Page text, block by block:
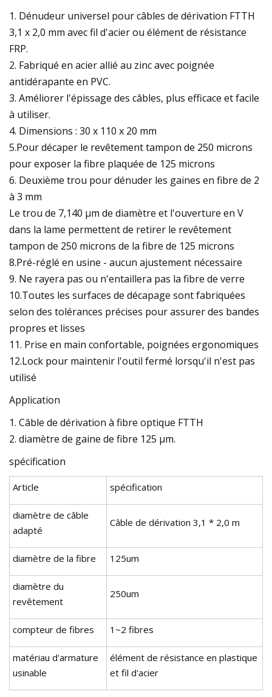
1. Dénudeur universel pour câbles de dérivation FTTH
3,1 x 2,0 mm avec fil d'acier ou élément de résistance
FRP.
2. Fabriqué en acier allié au zinc avec poignée
antidérapante en PVC.
3. Améliorer l'épissage des câbles, plus efficace et facile
à utiliser.
4. Dimensions : 30 x 110 x 20 mm
5.Pour décaper le revêtement tampon de 250 microns
pour exposer la fibre plaquée de 125 microns
6. Deuxième trou pour dénuder les gaines en fibre de 2
à 3 mm
Le trou de 7,140 µm de diamètre et l'ouverture en V
dans la lame permettent de retirer le revêtement
tampon de 250 microns de la fibre de 125 microns
8.Pré-réglé en usine - aucun ajustement nécessaire
9. Ne rayera pas ou n'entaillera pas la fibre de verre
10.Toutes les surfaces de décapage sont fabriquées
selon des tolérances précises pour assurer des bandes
propres et lisses
11. Prise en main confortable, poignées ergonomiques
12.Lock pour maintenir l'outil fermé lorsqu'il n'est pas
utilisé
Application
1. Câble de dérivation à fibre optique FTTH
2. diamètre de gaine de fibre 125 μm.
spécification
Article spécification
diamètre de câble
adapté
Câble de dérivation 3,1 * 2,0 m
diamètre de la fibre 125um
diamètre du
revêtement
250um
compteur de fibres 1~2 fibres
matériau d'armature
usinable
élément de résistance en plastique
et fil d'acier